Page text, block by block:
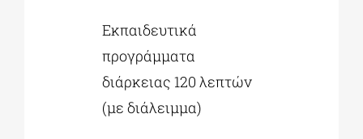
Εκπαιδευτικά
προγράμματα
διάρκειας 120 λεπτών
(με διάλειμμα)